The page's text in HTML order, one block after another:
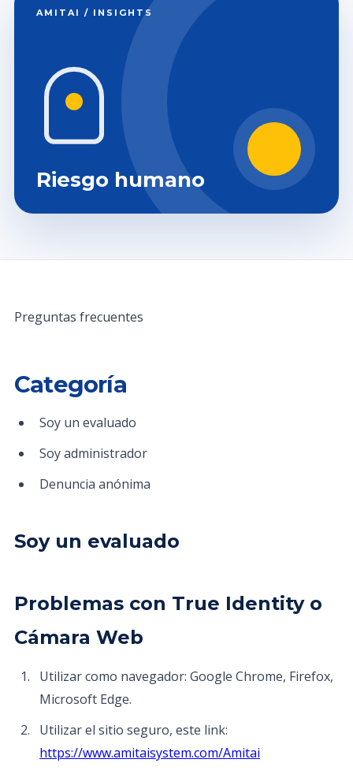
AMITAI / INSIGHTS
Riesgo humano
Preguntas frecuentes
Categoría
Soy un evaluado
Soy administrador
Denuncia anónima
Soy un evaluado
Problemas con True Identity o
Cámara Web
Utilizar como navegador: Google Chrome, Firefox,
Microsoft Edge.
Utilizar el sitio seguro, este link:
https://www.amitaisystem.com/Amitai